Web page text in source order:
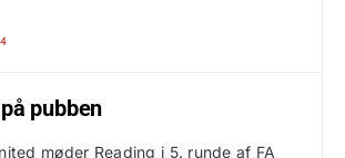
pubben
møder Reading i 5. runde af FA